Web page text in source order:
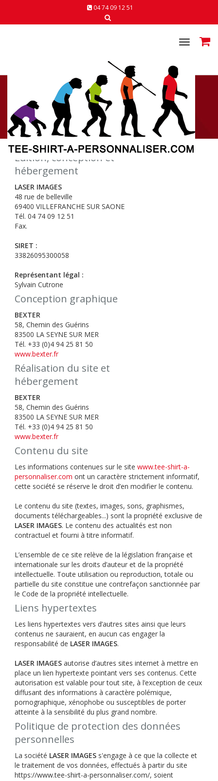
04 74 09 12 51
Toggle
MENTIONS LÉGALES
Accueil Mentions légales
Edition, conception et
hébergement
LASER IMAGES
48 rue de belleville
69400 VILLEFRANCHE SUR SAONE
Tél. 04 74 09 12 51
Fax.
SIRET :
33826095300058
Représentant légal :
Sylvain Cutrone
Conception graphique
BEXTER
58, Chemin des Guérins
83500 LA SEYNE SUR MER
Tél. +33 (0)4 94 25 81 50
www.bexter.fr
Réalisation du site et
hébergement
BEXTER
58, Chemin des Guérins
83500 LA SEYNE SUR MER
Tél. +33 (0)4 94 25 81 50
www.bexter.fr
Contenu du site
Les informations contenues sur le site www.tee-shirt-a-
personnaliser.com ont un caractère strictement informatif,
cette société se réserve le droit d’en modifier le contenu.
Le contenu du site (textes, images, sons, graphismes,
documents téléchargeables...) sont la propriété exclusive de
LASER IMAGES. Le contenu des actualités est non
contractuel et fourni à titre informatif.
L’ensemble de ce site relève de la législation française et
internationale sur les droits d’auteur et de la propriété
intellectuelle. Toute utilisation ou reproduction, totale ou
partielle du site constitue une contrefaçon sanctionnée par
le Code de la propriété intellectuelle.
Liens hypertextes
Les liens hypertextes vers d’autres sites ainsi que leurs
contenus ne sauraient, en aucun cas engager la
responsabilité de LASER IMAGES.
LASER IMAGES autorise d’autres sites internet à mettre en
place un lien hypertexte pointant vers ses contenus. Cette
autorisation est valable pour tout site, à l’exception de ceux
diffusant des informations à caractère polémique,
pornographique, xénophobe ou susceptibles de porter
atteinte à la sensibilité du plus grand nombre.
Politique de protection des données
personnelles
La société LASER IMAGES s'engage à ce que la collecte et
le traitement de vos données, effectués à partir du site
https://www.tee-shirt-a-personnaliser.com/, soient